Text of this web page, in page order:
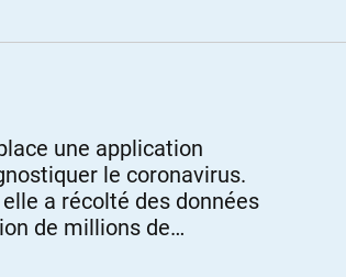
une application
le coronavirus.
a récolté des données
de millions de